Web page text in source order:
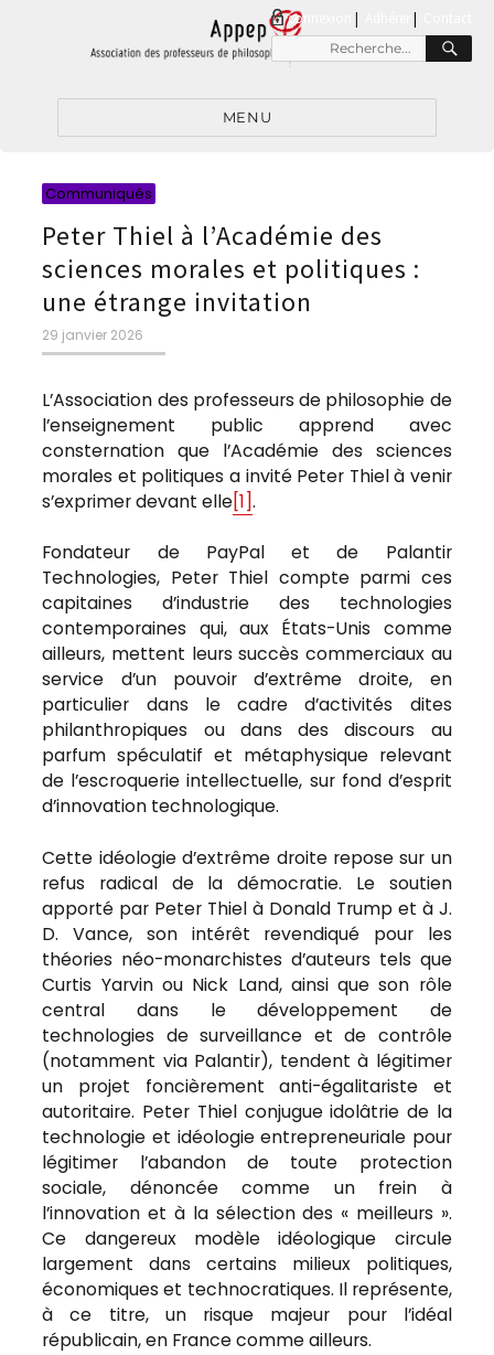
connexion |
Recherche
pour
MENU
Communiqués
Peter Thiel à l’Académie des
sciences morales et politiques :
une étrange invitation
Publié
le
29 janvier 2026
L’Association des professeurs de philosophie de
l’enseignement public apprend avec
consternation que l’Académie des sciences
morales et politiques a invité Peter Thiel à venir
s’exprimer devant elle[1].
Fondateur de PayPal et de Palantir
Technologies, Peter Thiel compte parmi ces
capitaines d’industrie des technologies
contemporaines qui, aux États-Unis comme
ailleurs, mettent leurs succès commerciaux au
service d’un pouvoir d’extrême droite, en
particulier dans le cadre d’activités dites
philanthropiques ou dans des discours au
parfum spéculatif et métaphysique relevant
de l’escroquerie intellectuelle, sur fond d’esprit
d’innovation technologique.
Cette idéologie d’extrême droite repose sur un
refus radical de la démocratie. Le soutien
apporté par Peter Thiel à Donald Trump et à J.
D. Vance, son intérêt revendiqué pour les
théories néo-monarchistes d’auteurs tels que
Curtis Yarvin ou Nick Land, ainsi que son rôle
central dans le développement de
technologies de surveillance et de contrôle
(notamment via Palantir), tendent à légitimer
un projet foncièrement anti-égalitariste et
autoritaire. Peter Thiel conjugue idolâtrie de la
technologie et idéologie entrepreneuriale pour
légitimer l’abandon de toute protection
sociale, dénoncée comme un frein à
l’innovation et à la sélection des « meilleurs ».
Ce dangereux modèle idéologique circule
largement dans certains milieux politiques,
économiques et technocratiques. Il représente,
à ce titre, un risque majeur pour l’idéal
républicain, en France comme ailleurs.